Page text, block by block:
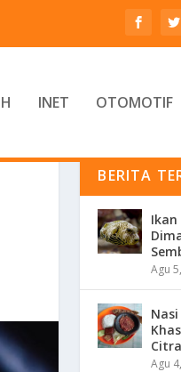
INET OTOMOTIF
BERITA
Agu
Agu